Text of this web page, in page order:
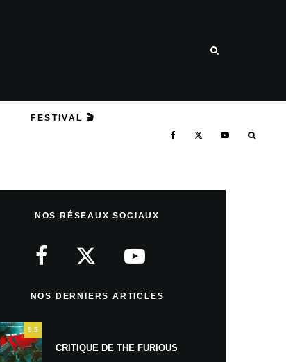
FESTIVAL 🎬
NOS RÉSEAUX SOCIAUX
NOS DERNIERS ARTICLES
9.5
CRITIQUE DE THE FURIOUS